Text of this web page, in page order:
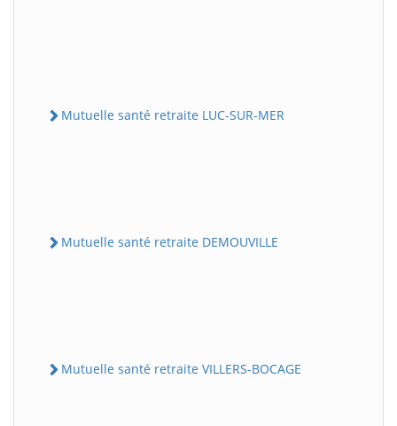
Mutuelle santé retraite LUC-SUR-MER
Mutuelle santé retraite DEMOUVILLE
Mutuelle santé retraite VILLERS-BOCAGE